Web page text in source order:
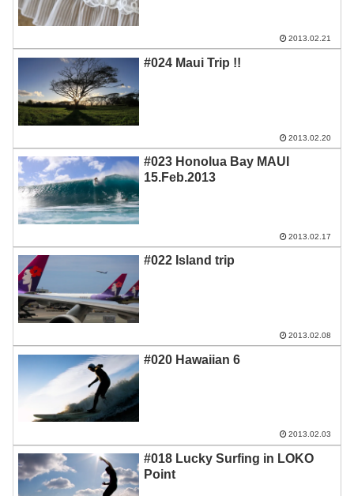
2013.02.21
#024 Maui Trip !!
2013.02.20
#023 Honolua Bay MAUI
15.Feb.2013
2013.02.17
#022 Island trip
2013.02.08
#020 Hawaiian 6
2013.02.03
#018 Lucky Surfing in LOKO
Point